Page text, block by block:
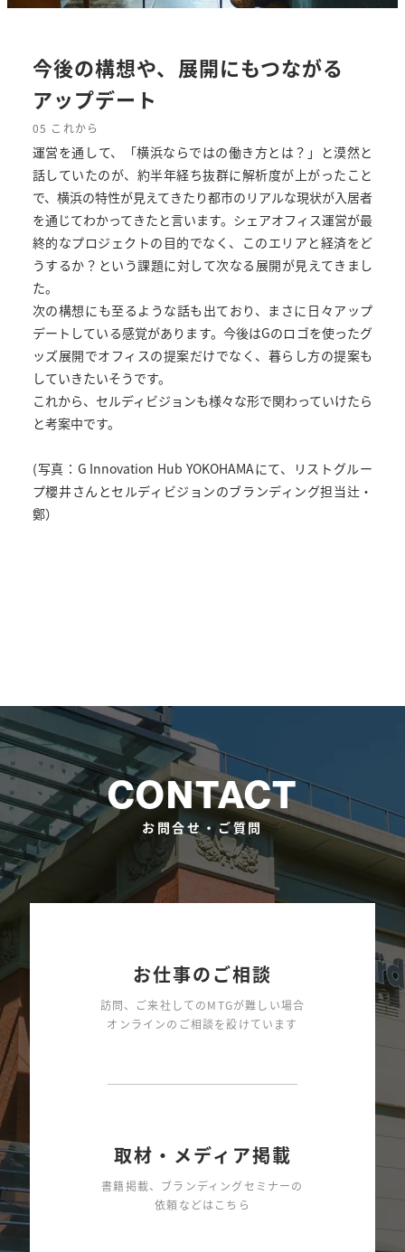
今後の構想や、展開にもつながる
アップデート
05 これから
運営を通して、「横浜ならではの働き方とは？」と漠然と
話していたのが、約半年経ち抜群に解析度が上がったこと
で、横浜の特性が見えてきたり都市のリアルな現状が入居者
を通じてわかってきたと言います。シェアオフィス運営が最
終的なプロジェクトの目的でなく、このエリアと経済をど
うするか？という課題に対して次なる展開が見えてきまし
た。
次の構想にも至るような話も出ており、まさに日々アップ
デートしている感覚があります。今後はGのロゴを使ったグ
ッズ展開でオフィスの提案だけでなく、暮らし方の提案も
していきたいそうです。
これから、セルディビジョンも様々な形で関わっていけたら
と考案中です。
(写真：G Innovation Hub YOKOHAMAにて、リストグルー
プ櫻井さんとセルディビジョンのブランディング担当辻・
鄭）
CONTACT
お問合せ・ご質問
お仕事のご相談
訪問、ご来社してのMTGが難しい場合
オンラインのご相談を設けています
取材・メディア掲載
書籍掲載、ブランディングセミナーの
依頼などはこちら